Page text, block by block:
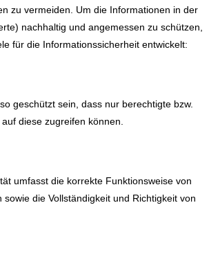
zu vermeiden. Um die Informationen in der
nachhaltig und angemessen zu schützen,
für die Informationssicherheit entwickelt:
geschützt sein, dass nur berechtigte bzw.
diese zugreifen können.
umfasst die korrekte Funktionsweise von
sowie die Vollständigkeit und Richtigkeit von